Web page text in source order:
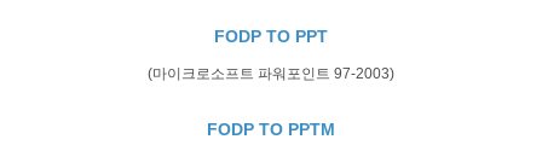
FODP TO PPT
(마이크로소프트 파워포인트 97-2003)
FODP TO PPTM